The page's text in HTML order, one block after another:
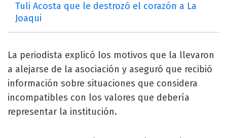
Tuli Acosta que le destrozó el corazón a La
Joaqui
La periodista explicó los motivos que la llevaron
a alejarse de la asociación y aseguró que recibió
información sobre situaciones que considera
incompatibles con los valores que debería
representar la institución.